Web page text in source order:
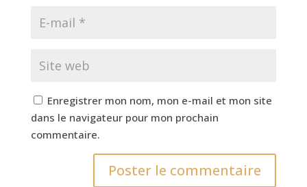
Enregistrer mon nom, mon e-mail et mon site
dans le navigateur pour mon prochain
commentaire.